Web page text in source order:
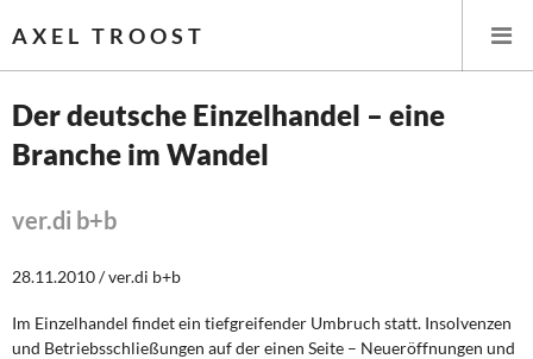
AXEL TROOST
Startseite
Themen
Leitlinien linker Wirtschafts- und Finanzpolitik
Wirtschaftspolitik
Der deutsche Einzelhandel – eine
Branche im Wandel
ver.di b+b
28.11.2010 / ver.di b+b
Im Einzelhandel findet ein tiefgreifender Umbruch statt. Insolvenzen
und Betriebsschließungen auf der einen Seite – Neueröffnungen und